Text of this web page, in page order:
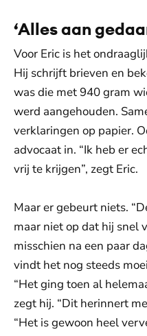
‘Alles aan
Voor Eric is het
Hij schrijft brieven en
was die met 940 gram
werd aangehouden.
verklaringen op papier.
advocaat in. “Ik heb er
vrij te krijgen”, zegt Eric.
Maar er gebeurt niets.
maar niet op dat hij snel
misschien na een paar
vindt het nog steeds
“Het ging toen al
zegt hij. “Dit herinnert
“Het is gewoon heel